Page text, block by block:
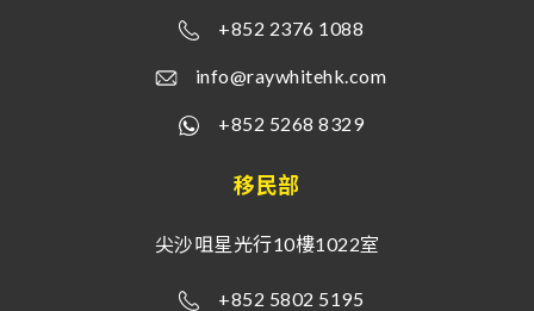
+852 2376 1088
info@raywhitehk.com
+852 5268 8329
移民部
尖沙咀星光行10樓1022室
+852 5802 5195